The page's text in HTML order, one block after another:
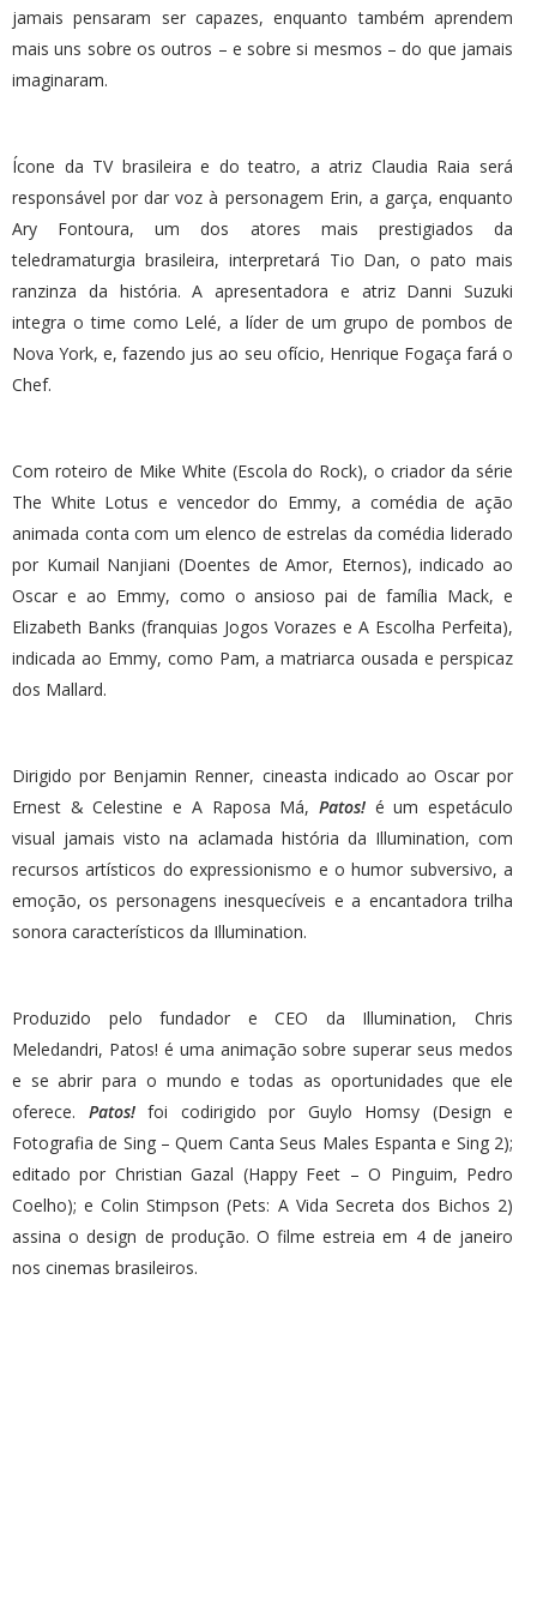
jamais pensaram ser capazes, enquanto também aprendem
mais uns sobre os outros – e sobre si mesmos – do que jamais
imaginaram.
Ícone da TV brasileira e do teatro, a atriz Claudia Raia será
responsável por dar voz à personagem Erin, a garça, enquanto
Ary Fontoura, um dos atores mais prestigiados da
teledramaturgia brasileira, interpretará Tio Dan, o pato mais
ranzinza da história. A apresentadora e atriz Danni Suzuki
integra o time como Lelé, a líder de um grupo de pombos de
Nova York, e, fazendo jus ao seu ofício, Henrique Fogaça fará o
Chef.
Com roteiro de Mike White (Escola do Rock), o criador da série
The White Lotus e vencedor do Emmy, a comédia de ação
animada conta com um elenco de estrelas da comédia liderado
por Kumail Nanjiani (Doentes de Amor, Eternos), indicado ao
Oscar e ao Emmy, como o ansioso pai de família Mack, e
Elizabeth Banks (franquias Jogos Vorazes e A Escolha Perfeita),
indicada ao Emmy, como Pam, a matriarca ousada e perspicaz
dos Mallard.
Dirigido por Benjamin Renner, cineasta indicado ao Oscar por
Ernest & Celestine e A Raposa Má, Patos!é um espetáculo
visual jamais visto na aclamada história da Illumination, com
recursos artísticos do expressionismo e o humor subversivo, a
emoção, os personagens inesquecíveis e a encantadora trilha
sonora característicos da Illumination.
Produzido pelo fundador e CEO da Illumination, Chris
Meledandri, Patos! é uma animação sobre superar seus medos
e se abrir para o mundo e todas as oportunidades que ele
oferece. Patos! foi codirigido por Guylo Homsy (Design e
Fotografia de Sing – Quem Canta Seus Males Espanta e Sing 2);
editado por Christian Gazal (Happy Feet – O Pinguim, Pedro
Coelho); e Colin Stimpson (Pets: A Vida Secreta dos Bichos 2)
assina o design de produção. O filme estreia em 4 de janeiro
nos cinemas brasileiros.